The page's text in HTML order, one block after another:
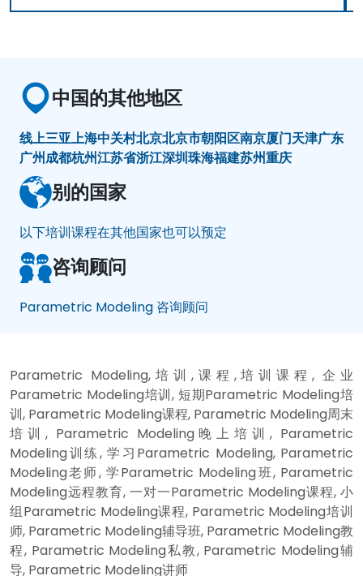
中国的其他地区
线上三亚上海中关村北京北京市朝阳区南京厦门天津广东
广州成都杭州江苏省浙江深圳珠海福建苏州重庆
别的国家
以下培训课程在其他国家也可以预定
咨询顾问
Parametric Modeling 咨询顾问
Parametric Modeling,培训,课程,培训课程, 企业
Parametric Modeling培训, 短期Parametric Modeling培
训, Parametric Modeling课程, Parametric Modeling周末
培训, Parametric Modeling晚上培训, Parametric
Modeling训练, 学习Parametric Modeling, Parametric
Modeling老师, 学Parametric Modeling班, Parametric
Modeling远程教育, 一对一Parametric Modeling课程, 小
组Parametric Modeling课程, Parametric Modeling培训
师, Parametric Modeling辅导班, Parametric Modeling教
程, Parametric Modeling私教, Parametric Modeling辅
导, Parametric Modeling讲师